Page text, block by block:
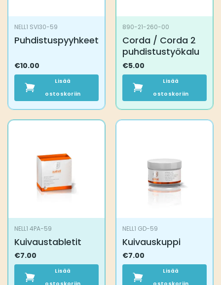
NELL1 SVI30-59
Puhdistuspyyhkeet
€10.00
Lisää
ostoskoriin
890-21-260-00
Corda / Corda 2
puhdistustyökalu
€5.00
Lisää
ostoskoriin
NELL1 4PA-59
Kuivaustabletit
€7.00
Lisää
NELL1 GD-59
Kuivauskuppi
€7.00
Lisää